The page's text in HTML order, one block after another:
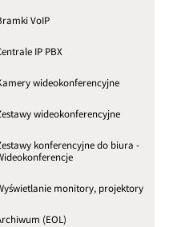
VoIP
IP PBX
wideokonferencyjne
wideokonferencyjne
konferencyjne do biura -
monitory, projektory
(EOL)